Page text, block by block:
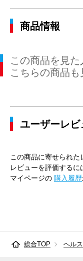
商品情報
この商品を見た
こちらの商品
ユーザーレビ
この商品に寄せられた
レビューを評価するに
マイページの 購入履歴
総合TOP ヘル